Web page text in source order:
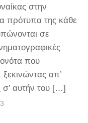
στην
πρότυπα της κάθε
σε
που
απ’
σ’ αυτήν του […]